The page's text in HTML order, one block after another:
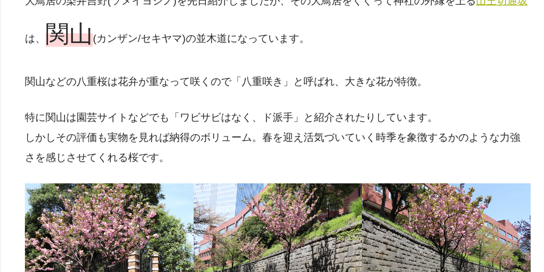
は、 関山(カンザン/セキヤマ)の並木道になっています。
関山などの八重桜は花弁が重なって咲くので「八重咲き」と呼ばれ、大きな花が特徴。
特に関山は園芸サイトなどでも「ワビサビはなく、ド派手」と紹介されたりしています。
しかしその評価も実物を見れば納得のボリューム。春を迎え活気づいていく時季を象徴するかのような力強
さを感じさせてくれる桜です。